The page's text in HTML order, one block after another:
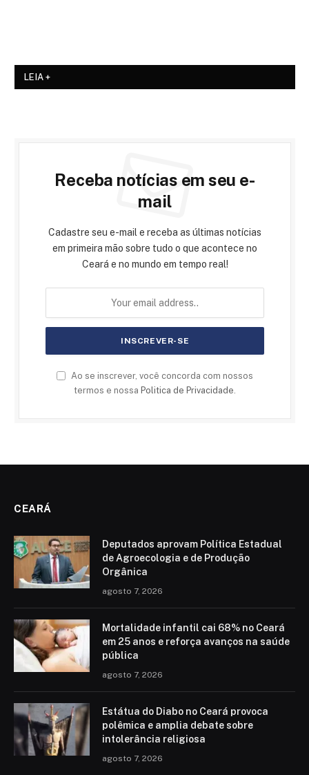
LEIA +
Receba notícias em seu e-
mail
Cadastre seu e-mail e receba as últimas notícias
em primeira mão sobre tudo o que acontece no
Ceará e no mundo em tempo real!
Ao se inscrever, você concorda com nossos
termos e nossa Politica de Privacidade
CEARÁ
Deputados aprovam Política Estadual
de Agroecologia e de Produção
Orgânica
agosto 7, 2026
Mortalidade infantil cai 68% no Ceará
em 25 anos e reforça avanços na saúde
pública
agosto 7, 2026
Estátua do Diabo no Ceará provoca
polêmica e amplia debate sobre
intolerância religiosa
agosto 7, 2026